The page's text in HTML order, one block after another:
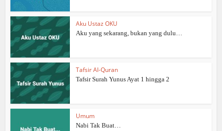
Aku Ustaz OKU
Aku yang sekarang, bukan yang dulu…
Tafsir Al-Quran
Tafsir Surah Yunus Ayat 1 hingga 2
Umum
Nabi Tak Buat…